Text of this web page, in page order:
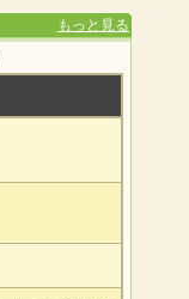
もっと見る